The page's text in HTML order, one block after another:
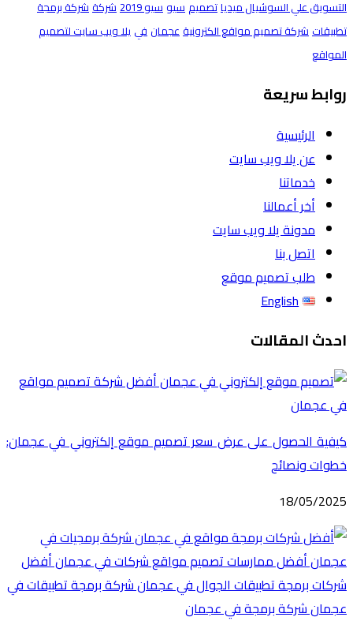
التسويق علي السوشيال ميدياتصميم سيو سيو 2019 شركةشركة برمجة
تطبيقاتشركة تصميم مواقع الكترونيةعجمان في يلا ويب سايت لتصميم
المواقع
روابط سريعة
الرئيسية
عن يلا ويب سايت
خدماتنا
أخر أعمالنا
مدونة يلا ويب سايت
اتصل بنا
طلب تصميم موقع
English
احدث المقالات
كيفية الحصول على عرض سعر تصميم موقع إلكتروني في عجمان:
خطوات ونصائح
18/05/2025